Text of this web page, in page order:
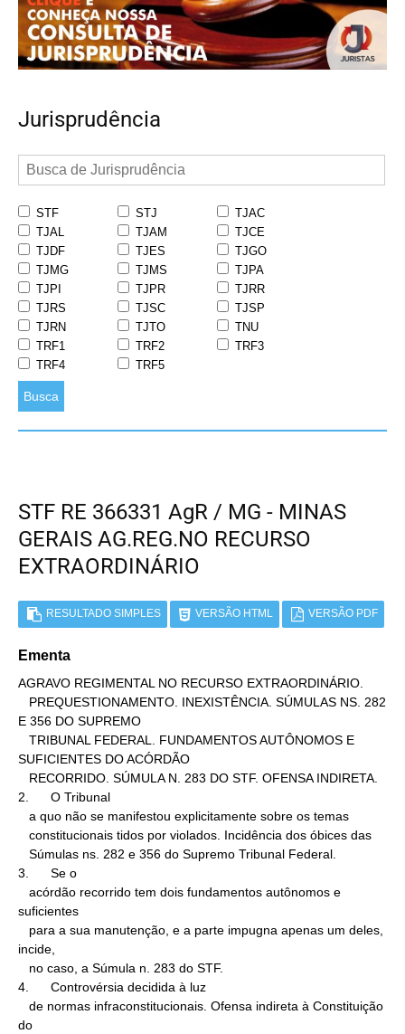
Jurisprudência
STF STJ
TJAC
TJAL
TJAM
TJCE
TJDF
TJES
TJGO
TJMG
TJMS
TJPA
TJPI
TJPR
TJRR
TJRS
TJSC
TJSP
TJRN
TJTO
TNU
TRF1
TRF2
TRF3
TRF4
TRF5
Busca
STF RE 366331 AgR / MG - MINAS
GERAIS AG.REG.NO RECURSO
EXTRAORDINÁRIO
RESULTADO SIMPLES VERSÃO HTML VERSÃO PDF
Ementa
AGRAVO REGIMENTAL NO RECURSO EXTRAORDINÁRIO.
E 356 DO SUPREMO
SUFICIENTES DO ACÓRDÃO
2.      O Tribunal
3.      Se o
suficientes
incide,
4.      Controvérsia decidida à luz
do